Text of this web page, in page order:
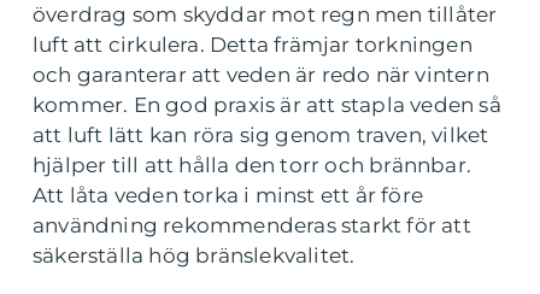
överdrag som skyddar mot regn men tillåter
luft att cirkulera. Detta främjar torkningen
och garanterar att veden är redo när vintern
kommer. En god praxis är att stapla veden så
att luft lätt kan röra sig genom traven, vilket
hjälper till att hålla den torr och brännbar.
Att låta veden torka i minst ett år före
användning rekommenderas starkt för att
säkerställa hög bränslekvalitet.